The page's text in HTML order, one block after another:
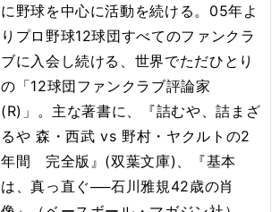
に野球を中心に活動を続ける。05年よ
りプロ野球12球団すべてのファンクラ
ブに入会し続ける、世界でただひとり
の「12球団ファンクラブ評論家
(R)」。主な著書に、『詰むや、詰まざ
るや 森・西武 vs 野村・ヤクルトの2
年間 完全版』(双葉文庫)、『基本
は、真っ直ぐ──石川雅規42歳の肖